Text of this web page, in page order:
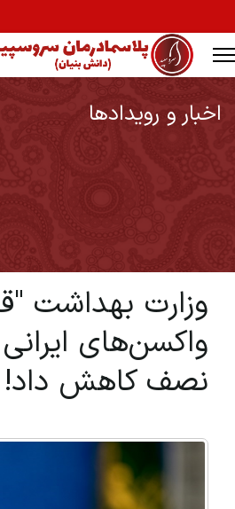
اخبار و رویدادها
وزارت بهداشت
واکسن‌های ایرانی
نصف کاهش داد!